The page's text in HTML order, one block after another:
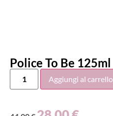
Police To Be 125ml
Aggiungi al carrello